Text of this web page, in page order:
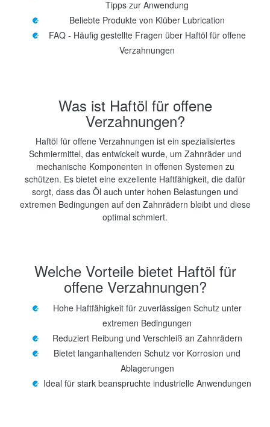
Tipps zur Anwendung
Beliebte Produkte von Klüber Lubrication
FAQ - Häufig gestellte Fragen über Haftöl für offene
Verzahnungen
Was ist Haftöl für offene
Verzahnungen?
Haftöl für offene Verzahnungen ist ein spezialisiertes
Schmiermittel, das entwickelt wurde, um Zahnräder und
mechanische Komponenten in offenen Systemen zu
schützen. Es bietet eine exzellente Haftfähigkeit, die dafür
sorgt, dass das Öl auch unter hohen Belastungen und
extremen Bedingungen auf den Zahnrädern bleibt und diese
optimal schmiert.
Welche Vorteile bietet Haftöl für
offene Verzahnungen?
Hohe Haftfähigkeit für zuverlässigen Schutz unter
extremen Bedingungen
Reduziert Reibung und Verschleiß an Zahnrädern
Bietet langanhaltenden Schutz vor Korrosion und
Ablagerungen
Ideal für stark beanspruchte industrielle Anwendungen